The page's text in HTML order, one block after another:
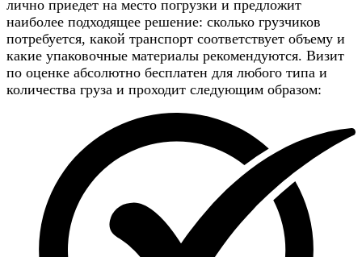
лично приедет на место погрузки и предложит
наиболее подходящее решение: сколько грузчиков
потребуется, какой транспорт соответствует объему и
какие упаковочные материалы рекомендуются. Визит
по оценке абсолютно бесплатен для любого типа и
количества груза и проходит следующим образом: